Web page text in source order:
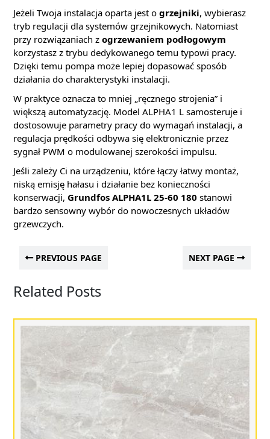
Jeżeli Twoja instalacja oparta jest o grzejniki, wybierasz
tryb regulacji dla systemów grzejnikowych. Natomiast
przy rozwiązaniach z ogrzewaniem podłogowym
korzystasz z trybu dedykowanego temu typowi pracy.
Dzięki temu pompa może lepiej dopasować sposób
działania do charakterystyki instalacji.
W praktyce oznacza to mniej „ręcznego strojenia” i
większą automatyzację. Model ALPHA1 L samosteruje i
dostosowuje parametry pracy do wymagań instalacji, a
regulacja prędkości odbywa się elektronicznie przez
sygnał PWM o modulowanej szerokości impulsu.
Jeśli zależy Ci na urządzeniu, które łączy łatwy montaż,
niską emisję hałasu i działanie bez konieczności
konserwacji, Grundfos ALPHA1L 25-60 180 stanowi
bardzo sensowny wybór do nowoczesnych układów
grzewczych.
PREVIOUS PAGE NEXT PAGE
Related Posts